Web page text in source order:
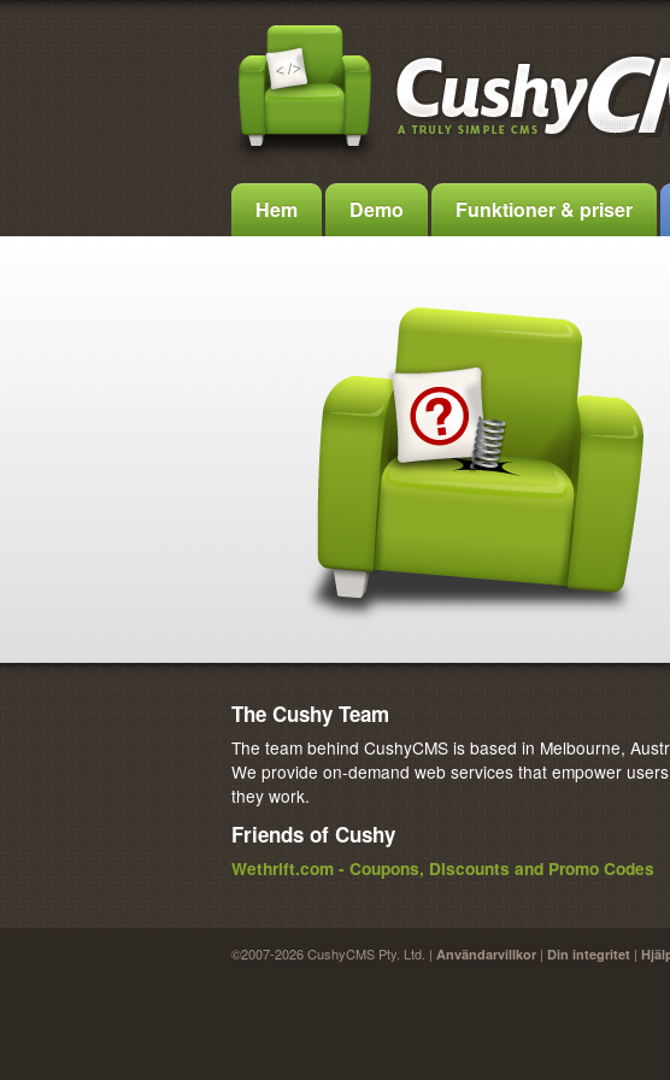
Hem Demo Funktioner & priser
The Cushy Team
The team behind CushyCMS is based in Melbourne,
We provide on-demand web services that empower
they work.
Friends of Cushy
Wethrift.com - Coupons, Discounts and Promo Codes
©2007-2026 CushyCMS Pty. Ltd. | Användarvillkor | Din integritet |